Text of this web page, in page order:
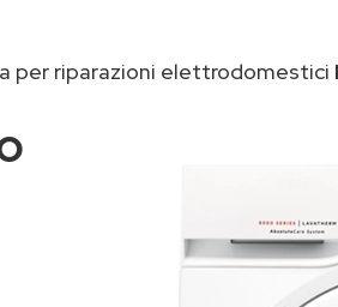
per riparazioni elettrodomestici